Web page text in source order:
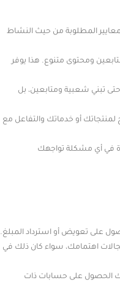
المطلوبة من حيث النشاط
ومحتوى متنوع. هذا يوفر
تبني شعبية ومتابعين، بل
أو خدماتك والتفاعل مع
في أي مشكلة تواجهك
على تعويض أو استرداد المبلغ.
اهتمامك، سواء كان ذلك في
الحصول على حسابات ذات